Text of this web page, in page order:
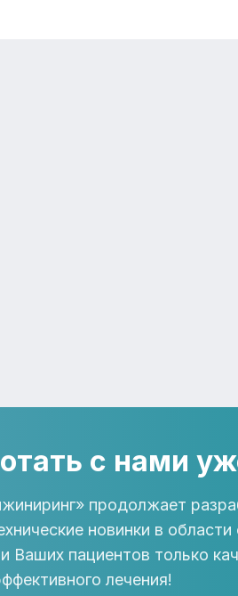
с нами
продолжает
новинки в
Ваших пациентов только
лечения!